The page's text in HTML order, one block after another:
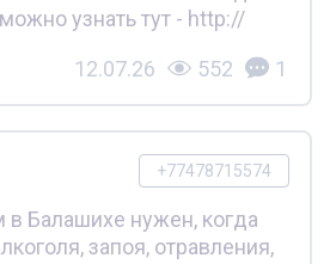
узнать тут - http://
12.07.26 552 1
+77478715574
в Балашихе нужен, когда
запоя, отравления,